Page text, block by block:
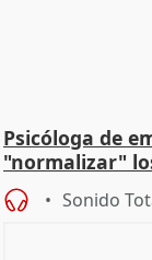
Psicóloga de
"normalizar"
Sonido